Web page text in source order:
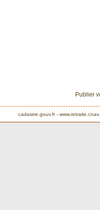
Publier
cadastre.gouv.fr-